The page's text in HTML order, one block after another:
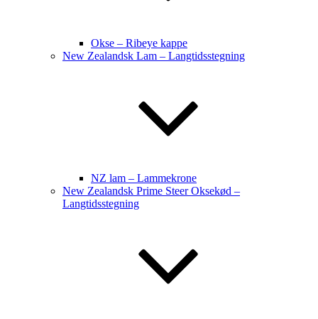
Okse – Ribeye kappe
New Zealandsk Lam – Langtidsstegning
NZ lam – Lammekrone
New Zealandsk Prime Steer Oksekød –
Langtidsstegning